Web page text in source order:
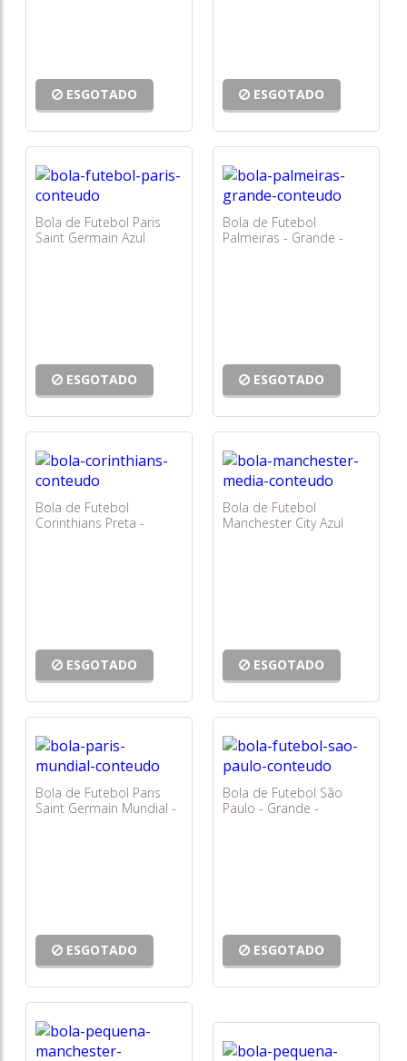
ESGOTADO ESGOTADO
Bola de Futebol Paris
Saint Germain Azul
ESGOTADO
Bola de Futebol
Palmeiras - Grande -
ESGOTADO
Bola de Futebol
Corinthians Preta -
ESGOTADO
Bola de Futebol
Manchester City Azul
ESGOTADO
Bola de Futebol Paris
Saint Germain Mundial -
ESGOTADO
Bola de Futebol São
Paulo - Grande -
ESGOTADO